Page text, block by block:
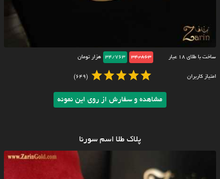
ساخت با طلای ۱۸ عیار 34/863
34/763 هزار تومان
امتیاز کاربران (649)
مشاهده و سفارش از روی این نمونه
پلاک طلا اسم سورنا